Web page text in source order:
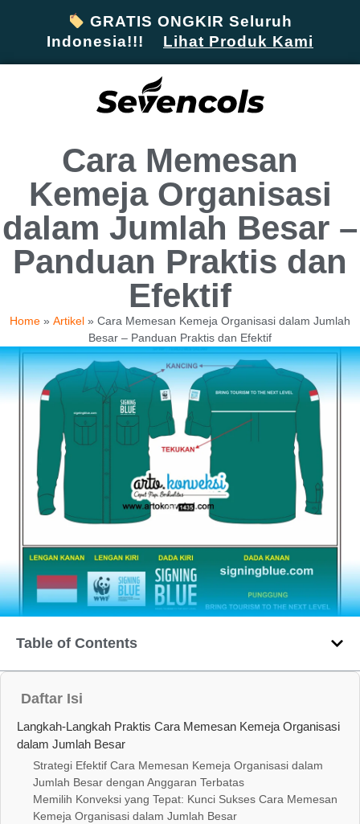
GRATIS ONGKIR Seluruh
Indonesia!!! Lihat Produk Kami
Cara Memesan
Kemeja Organisasi
dalam Jumlah Besar –
Panduan Praktis dan
Efektif
Home » Artikel » Cara Memesan Kemeja Organisasi dalam Jumlah
Besar – Panduan Praktis dan Efektif
Table of Contents
Daftar Isi
Langkah-Langkah Praktis Cara Memesan Kemeja Organisasi
dalam Jumlah Besar
Strategi Efektif Cara Memesan Kemeja Organisasi dalam
Jumlah Besar dengan Anggaran Terbatas
Memilih Konveksi yang Tepat: Kunci Sukses Cara Memesan
Kemeja Organisasi dalam Jumlah Besar